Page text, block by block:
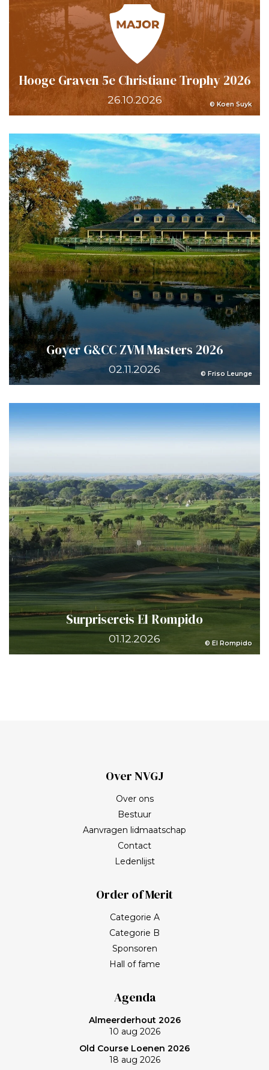
© Koen Suyk
Hooge Graven 5e Christiane Trophy 2026
26.10.2026
© Friso Leunge
Goyer G&CC ZVM Masters 2026
02.11.2026
© El Rompido
Surprisereis El Rompido
01.12.2026
Over NVGJ
Over ons
Bestuur
Aanvragen lidmaatschap
Contact
Ledenlijst
Order of Merit
Categorie A
Categorie B
Sponsoren
Hall of fame
Agenda
Almeerderhout 2026
10 aug 2026
Old Course Loenen 2026
18 aug 2026